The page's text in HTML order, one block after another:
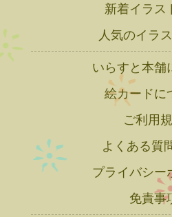
新着イラス
人気のイラ
いらすと本舗
絵カードに
ご利用
よくある質
プライバシー
免責事